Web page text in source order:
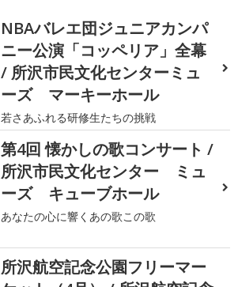
NBAバレエ団ジュニアカンパ
ニー公演「コッペリア」全幕
/ 所沢市民文化センターミュ
ーズ マーキーホール
若さあふれる研修生たちの挑戦
第4回 懐かしの歌コンサート /
所沢市民文化センター ミュ
ーズ キューブホール
あなたの心に響くあの歌この歌
所沢航空記念公園フリーマー